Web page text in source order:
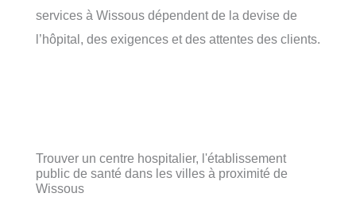
services à Wissous dépendent de la devise de
l’hôpital, des exigences et des attentes des clients.
Trouver un centre hospitalier, l'établissement
public de santé dans les villes à proximité de
Wissous